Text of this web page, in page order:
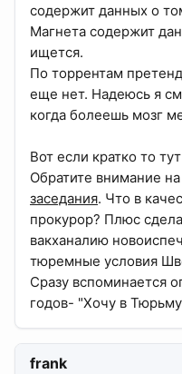
содержит данных о
Магнета содержит
ищется.
По торрентам
еще нет. Надеюсь я
когда болеешь мозг
Вот если кратко то
Обратите внимание на
заседания. Что в
прокурор? Плюс
вакханалию
тюремные условия
Сразу вспоминается
годов- "Хочу в
frank